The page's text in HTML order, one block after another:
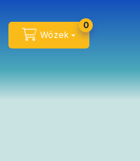
Wózek
0